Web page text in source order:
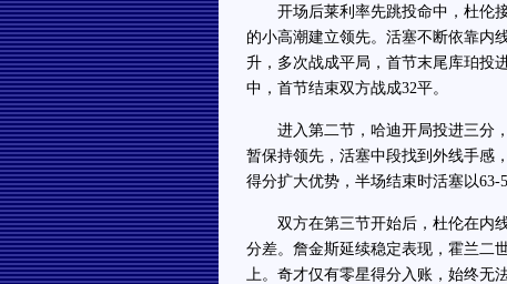
开场后莱利率先跳投命中，杜伦接
的小高潮建立领先。活塞不断依靠内
升，多次战成平局，首节末尾库珀投
中，首节结束双方战成32平。
进入第二节，哈迪开局投进三分，
暂保持领先，活塞中段找到外线手感
得分扩大优势，半场结束时活塞以63-
双方在第三节开始后，杜伦在内线
分差。詹金斯延续稳定表现，霍兰二
上。奇才仅有零星得分入账，始终无